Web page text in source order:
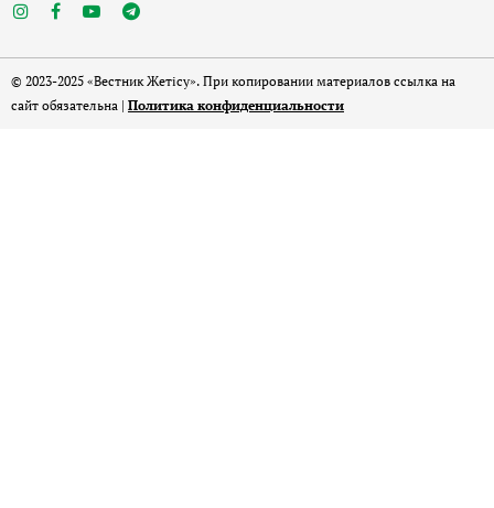
© 2023-2025 «Вестник Жетісу». При копировании материалов ссылка на
сайт обязательна | Политика конфиденциальности